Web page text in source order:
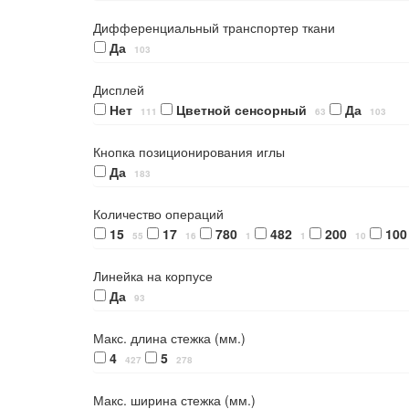
Дифференциальный транспортер ткани
Да
103
Дисплей
Нет
111 Цветной сенсорный 63 Да 103
Кнопка позиционирования иглы
Да
183
Количество операций
15
55 17 16 780 1 482 1 200 10 100
Линейка на корпусе
Да
93
Макс. длина стежка (мм.)
4
427 5 278
Макс. ширина стежка (мм.)